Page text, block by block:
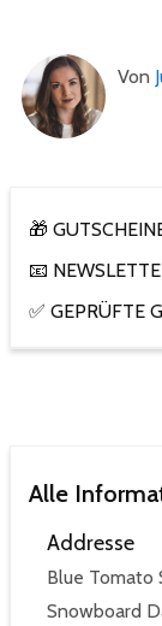
Von
🎁
📧
✅ GEPRÜFTE
Alle
Addresse
Blue Tomato
Snowboard